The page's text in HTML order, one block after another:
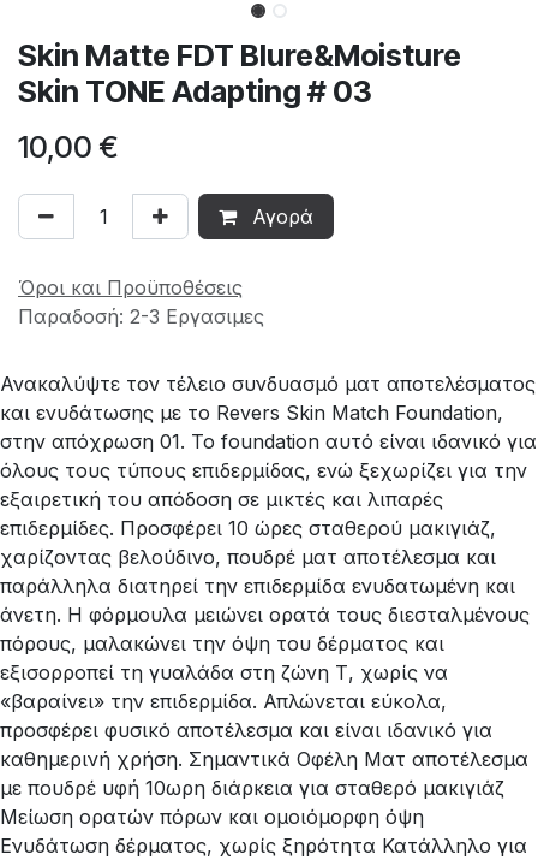
Skin Matte FDT Blure&Moisture
Skin TONE Adapting # 03
10,00 €
Αγορά
Όροι και Προϋποθέσεις
Παραδοσή: 2-3 Εργασιμες
Ανακαλύψτε τον τέλειο συνδυασμό ματ αποτελέσματος
και ενυδάτωσης με το Revers Skin Match Foundation,
στην απόχρωση 01. Το foundation αυτό είναι ιδανικό για
όλους τους τύπους επιδερμίδας, ενώ ξεχωρίζει για την
εξαιρετική του απόδοση σε μικτές και λιπαρές
επιδερμίδες. Προσφέρει 10 ώρες σταθερού μακιγιάζ,
χαρίζοντας βελούδινο, πουδρέ ματ αποτέλεσμα και
παράλληλα διατηρεί την επιδερμίδα ενυδατωμένη και
άνετη. Η φόρμουλα μειώνει ορατά τους διεσταλμένους
πόρους, μαλακώνει την όψη του δέρματος και
εξισορροπεί τη γυαλάδα στη ζώνη Τ, χωρίς να
«βαραίνει» την επιδερμίδα. Απλώνεται εύκολα,
προσφέρει φυσικό αποτέλεσμα και είναι ιδανικό για
καθημερινή χρήση. Σημαντικά Οφέλη Ματ αποτέλεσμα
με πουδρέ υφή 10ωρη διάρκεια για σταθερό μακιγιάζ
Μείωση ορατών πόρων και ομοιόμορφη όψη
Ενυδάτωση δέρματος, χωρίς ξηρότητα Κατάλληλο για